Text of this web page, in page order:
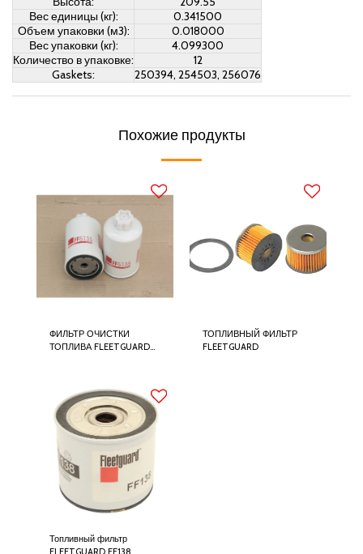
Вес единицы (кг):
0.341500
Объем упаковки (м3):
0.018000
Вес упаковки (кг):
4.099300
Количество в упаковке:
12
Gaskets:
250394, 254503, 256076
Похожие продукты
ФИЛЬТР ОЧИСТКИ
ТОПЛИВА FLEETGUARD
ТОПЛИВНЫЙ ФИЛЬТР
FLEETGUARD
Топливный фильтр
FLEETGUARD FF138